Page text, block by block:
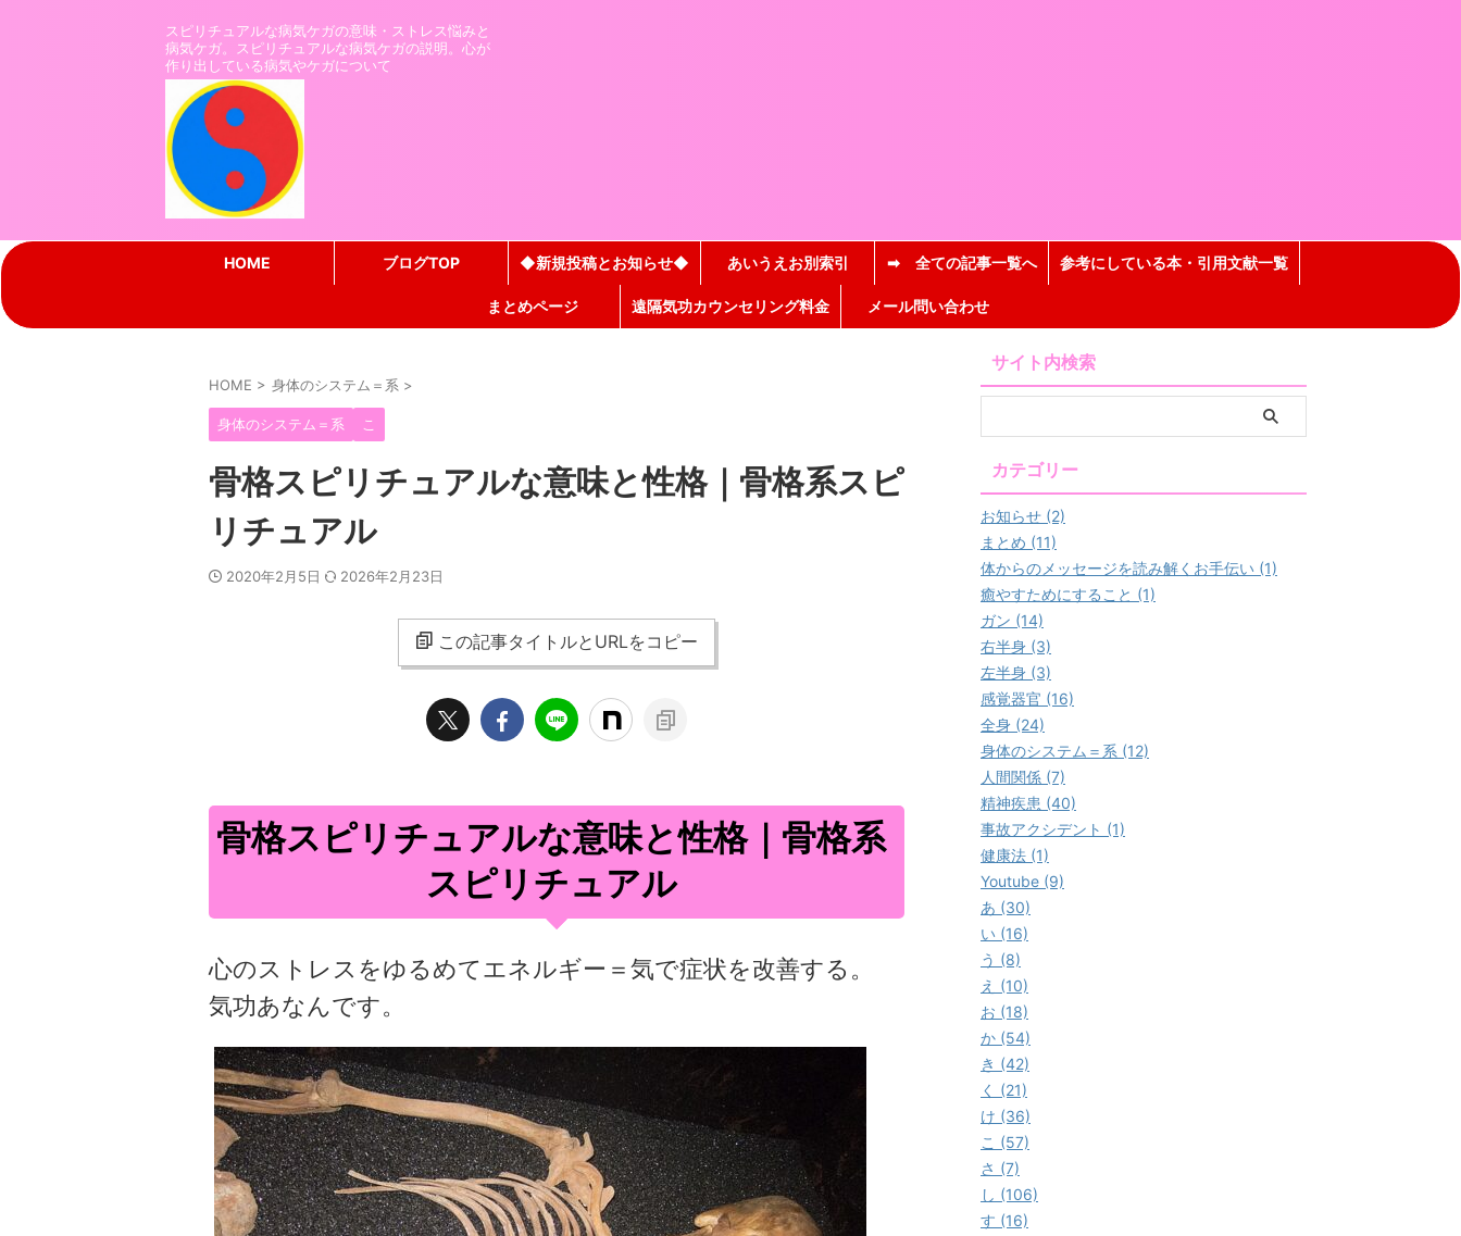
スピリチュアルな病気ケガの意味・ストレス悩みと
病気ケガ。スピリチュアルな病気ケガの説明。心が
作り出している病気やケガについて
HOME ブログTOP ◆新規投稿とお知らせ◆ あいうえお別索引 ➡ 全ての記事一覧へ 参考にしている本・引用文献一覧
まとめページ 遠隔気功カウンセリング料金 メール問い合わせ
HOME > 身体のシステム＝系 >
身体のシステム＝系 こ
骨格スピリチュアルな意味と性格｜骨格系スピ
リチュアル
2020年2月5日 2026年2月23日
この記事タイトルとURLをコピー
骨格スピリチュアルな意味と性格｜骨格系
スピリチュアル
心のストレスをゆるめてエネルギー＝気で症状を改善する。
気功あなんです。
サイト内検索
カテゴリー
お知らせ (2)
まとめ (11)
体からのメッセージを読み解くお手伝い (1)
癒やすためにすること (1)
ガン (14)
右半身 (3)
左半身 (3)
感覚器官 (16)
全身 (24)
身体のシステム＝系 (12)
人間関係 (7)
精神疾患 (40)
事故アクシデント (1)
健康法 (1)
Youtube (9)
あ (30)
い (16)
う (8)
え (10)
お (18)
か (54)
き (42)
く (21)
け (36)
こ (57)
さ (7)
し (106)
す (16)